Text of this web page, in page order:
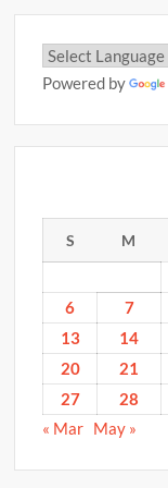
Powered by
S M
6
7
13
14
20
21
27
28
« Mar May »